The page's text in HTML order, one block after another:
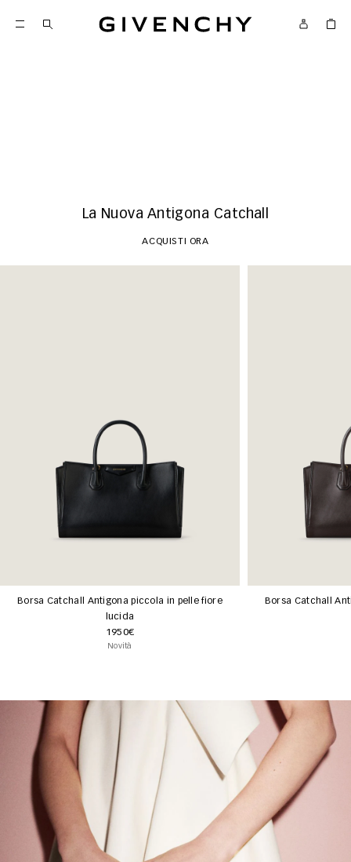
Givenchy
La Nuova Antigona Catchall
ACQUISTI ORA
Borsa Catchall Antigona piccola in pelle fiore
lucida
1950€
Novità
Borsa Catchall